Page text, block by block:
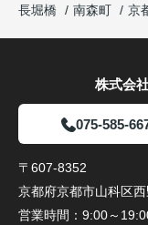
長堀橋
南森町 京
株式会
075-585-
〒607-8352
京都府京都市山科区
営業時間： 9:00～